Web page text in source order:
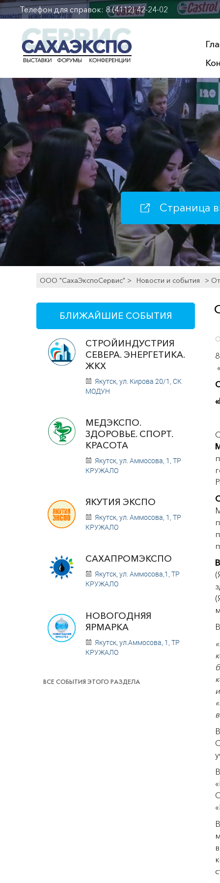
Телефон для справок: 8 (4112) 42-24-02
Страница
ООО "СахаЭкспоСервис" > Новости и события >
БЛИЖАЙШИЕ СОБЫТИЯ
СТРОЙИНДУСТРИЯ
СЕВЕРА. ЭНЕРГЕТИКА.
ЖКХ
Якутск, ул. Кирова 20/1, СК
МОДУН
МЕДЭКСПО.
ЗДОРОВЬЕ. СПОРТ.
КРАСОТА
Якутск, ул. Аммосова, 1, ТР
КРУЖАЛО
ЯКУТИЯ ЭКСПО
Якутск, ул. Аммосова, 1, ТР
КРУЖАЛО
САХАПРОМЭКСПО
Якутск, ул. Аммосова,1, ТР
КРУЖАЛО
НОВОГОДНЯЯ
ЯРМАРКА
Якутск, ул.Аммосова, 1, ТР
КРУЖАЛО
ВСЕ СОБЫТИЯ ЭТОГО РАЗДЕЛА